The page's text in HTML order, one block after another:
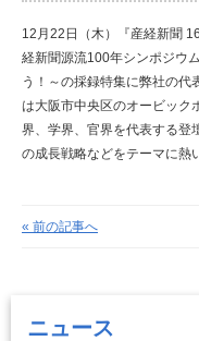
12月22日（木）『産経新聞
経新聞源流100年シンポジウ
う！～の採録特集に弊社の代
は大阪市中央区のオービック
界、学界、官界を代表する登
の成長戦略などをテーマに熱
« 前の記事へ
ニュース